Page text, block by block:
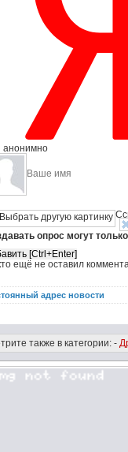
анонимно
опрос могут
ещё не оставил
адрес новости
также в категории: -